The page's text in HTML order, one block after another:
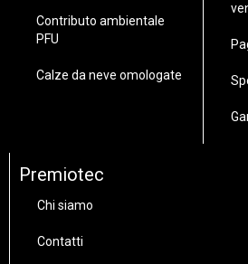
Contributo ambientale
PFU
Calze da neve omologate
Premiotec
Chi siamo
Contatti